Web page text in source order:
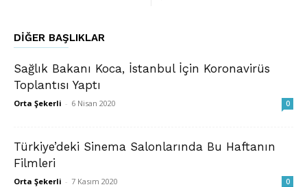
DIĞER BAŞLIKLAR
Sağlık Bakanı Koca, İstanbul İçin Koronavirüs
Toplantısı Yaptı
Orta Şekerli - 6 Nisan 2020 0
Türkiye’deki Sinema Salonlarında Bu Haftanın
Filmleri
Orta Şekerli - 7 Kasım 2020 0